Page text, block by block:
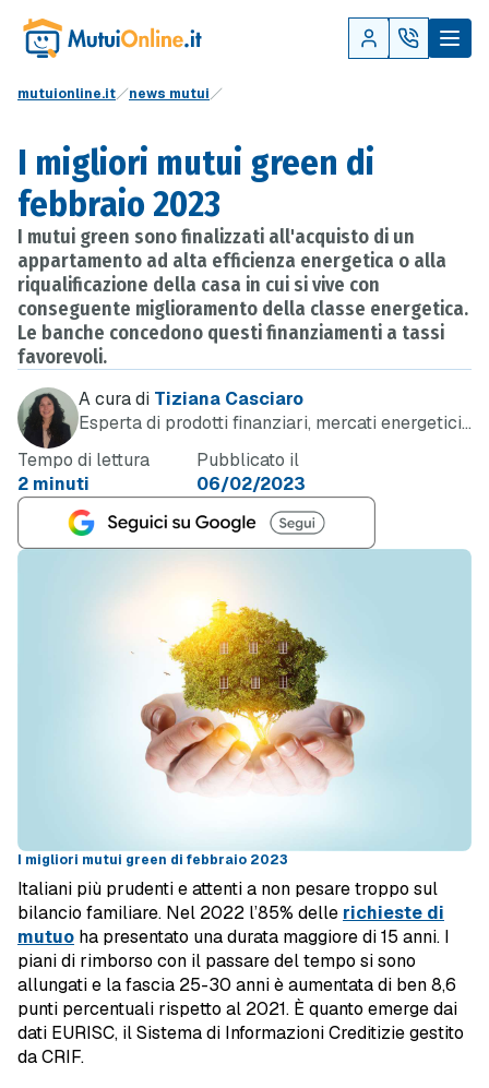
mutuionline.it news mutui
I migliori mutui green di
febbraio 2023
I mutui green sono finalizzati all'acquisto di un
appartamento ad alta efficienza energetica o alla
riqualificazione della casa in cui si vive con
conseguente miglioramento della classe energetica.
Le banche concedono questi finanziamenti a tassi
favorevoli.
A cura di Tiziana Casciaro
Esperta di prodotti finanziari, mercati energetici
Tempo di lettura
2 minuti
Pubblicato il
06/02/2023
I migliori mutui green di febbraio 2023
Italiani più prudenti e attenti a non pesare troppo sul
bilancio familiare. Nel 2022 l’85% delle richieste di
mutuo ha presentato una durata maggiore di 15 anni. I
piani di rimborso con il passare del tempo si sono
allungati e la fascia 25-30 anni è aumentata di ben 8,6
punti percentuali rispetto al 2021. È quanto emerge dai
dati EURISC, il Sistema di Informazioni Creditizie gestito
da CRIF.